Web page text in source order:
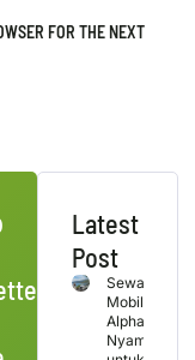
FOR THE NEXT
Latest
Post
Sewa
Mobil
Alphard
Nyaman